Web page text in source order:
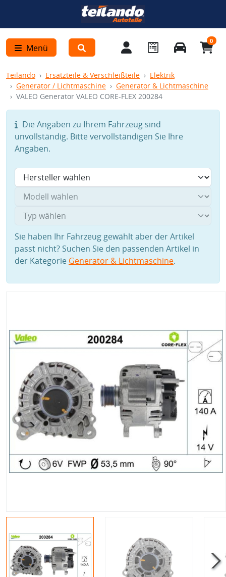
Menü
0
Teilando Ersatzteile & Verschleißteile
Elektrik
Generator / Lichtmaschine
Generator & Lichtmaschine
VALEO Generator VALEO CORE-FLEX 200284
Die Angaben zu Ihrem Fahrzeug sind
unvollständig. Bitte vervollständigen Sie Ihre
Angaben.
Sie haben Ihr Fahrzeug gewählt aber der Artikel
passt nicht? Suchen Sie den passenden Artikel in
der Kategorie Generator & Lichtmaschine.